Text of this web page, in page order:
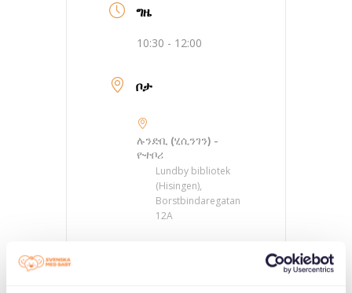
ግዜ
10:30 - 12:00
ቦታ
ሉንድቢ (ሂሲንገን) -
ዮተቦሪ
Lundby bibliotek
(Hisingen),
Borstbindaregatan
12A